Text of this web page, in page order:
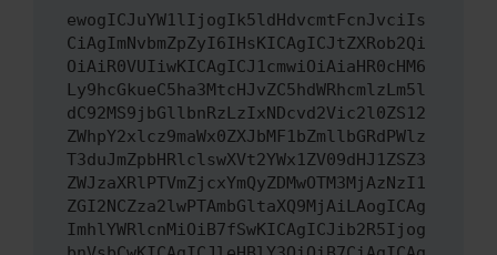
ewogICJuYW1lIjogIk5ldHdvcmtFcnJvciIs
CiAgImNvbmZpZyI6IHsKICAgICJtZXRob2Qi
OiAiR0VUIiwKICAgICJ1cmwiOiAiaHR0cHM6
Ly9hcGkueC5ha3MtcHJvZC5hdWRhcmlzLm5l
dC92MS9jbGllbnRzLzIxNDcvd2Vic2l0ZS12
ZWhpY2xlcz9maWx0ZXJbMF1bZmllbGRdPWlz
T3duJmZpbHRlclswXVt2YWx1ZV09dHJ1ZSZ3
ZWJzaXRlPTVmZjcxYmQyZDMwOTM3MjAzNzI1
ZGI2NCZza2lwPTAmbGltaXQ9MjAiLAogICAg
ImhlYWRlcnMiOiB7fSwKICAgICJib2R5Ijog